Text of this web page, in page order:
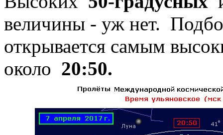
величины - уж нет.
открывается самым
около 20:50.